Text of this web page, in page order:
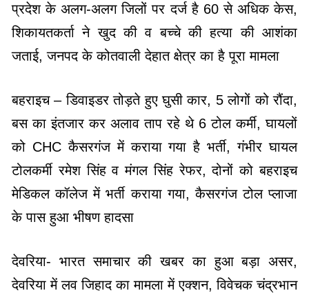
प्रदेश के अलग-अलग जिलों पर दर्ज है 60 से अधिक केस,
शिकायतकर्ता ने खुद की व बच्चे की हत्या की आशंका
जताई, जनपद के कोतवाली देहात क्षेत्र का है पूरा मामला
बहराइच – डिवाइडर तोड़ते हुए घुसी कार, 5 लोगों को रौंदा,
बस का इंतजार कर अलाव ताप रहे थे 6 टोल कर्मी, घायलों
को CHC कैसरगंज में कराया गया है भर्ती, गंभीर घायल
टोलकर्मी रमेश सिंह व मंगल सिंह रेफर, दोनों को बहराइच
मेडिकल कॉलेज में भर्ती कराया गया, कैसरगंज टोल प्लाजा
के पास हुआ भीषण हादसा
देवरिया- भारत समाचार की खबर का हुआ बड़ा असर,
देवरिया में लव जिहाद का मामला में एक्शन, विवेचक चंद्रभान